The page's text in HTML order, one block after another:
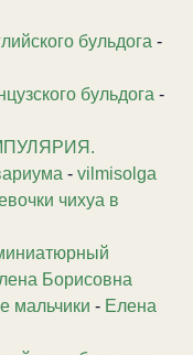
бульдога -
бульдога -
- vilmisolga
чихуа в
Борисовна
мальчики - Елена